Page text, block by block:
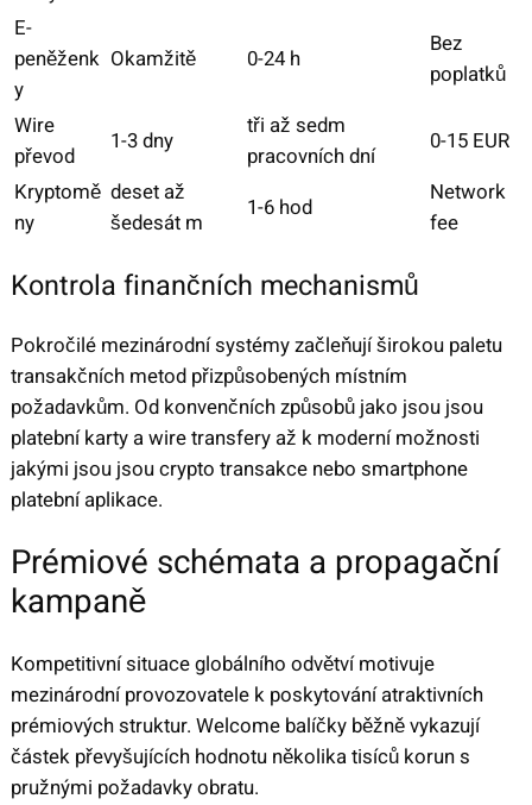
E-
peněženk
y
Okamžitě 0-24 h
Bez
poplatků
Wire
převod
1-3 dny
tři až sedm
pracovních dní
0-15 EUR
Kryptomě
ny
deset až
šedesát m
1-6 hod
Network
fee
Kontrola finančních mechanismů
Pokročilé mezinárodní systémy začleňují širokou paletu
transakčních metod přizpůsobených místním
požadavkům. Od konvenčních způsobů jako jsou jsou
platební karty a wire transfery až k moderní možnosti
jakými jsou jsou crypto transakce nebo smartphone
platební aplikace.
Prémiové schémata a propagační
kampaně
Kompetitivní situace globálního odvětví motivuje
mezinárodní provozovatele k poskytování atraktivních
prémiových struktur. Welcome balíčky běžně vykazují
částek převyšujících hodnotu několika tisíců korun s
pružnými požadavky obratu.